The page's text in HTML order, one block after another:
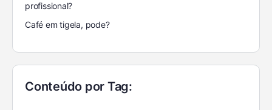
profissional?
Café em tigela, pode?
Conteúdo por Tag: